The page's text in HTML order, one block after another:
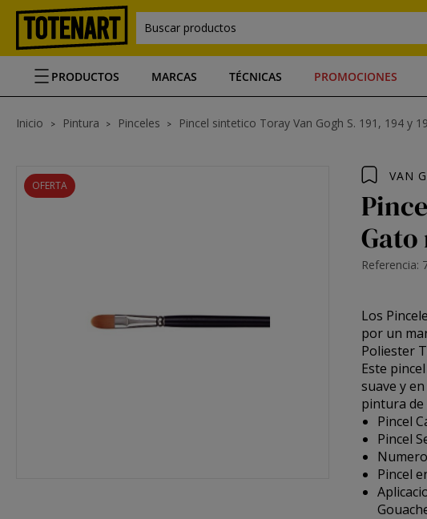
Buscar productos
PRODUCTOS MARCAS TÉCNICAS PROMOCIONES
Inicio Pintura Pinceles Pincel sintetico Toray Van Gogh S. 191, 194 y
OFERTA
VAN
Gato
Referencia:
Los
por un
Poliester
Este
suave y
pintura de
Pincel
Pincel
Pincel